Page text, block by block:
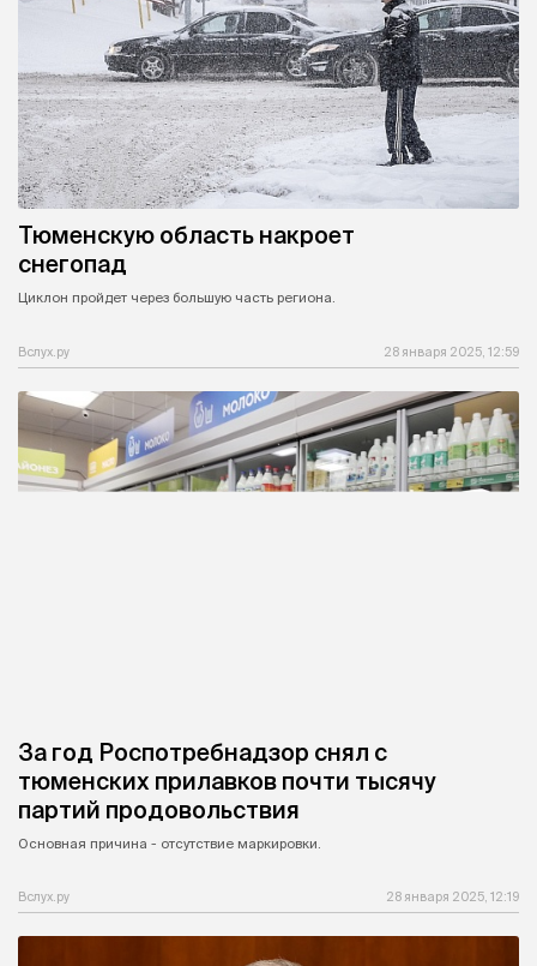
Тюменскую область накроет
снегопад
Циклон пройдет через большую часть региона.
Вслух.ру 28 января 2025, 12:59
За год Роспотребнадзор снял с
тюменских прилавков почти тысячу
партий продовольствия
Основная причина - отсутствие маркировки.
Вслух.ру 28 января 2025, 12:19